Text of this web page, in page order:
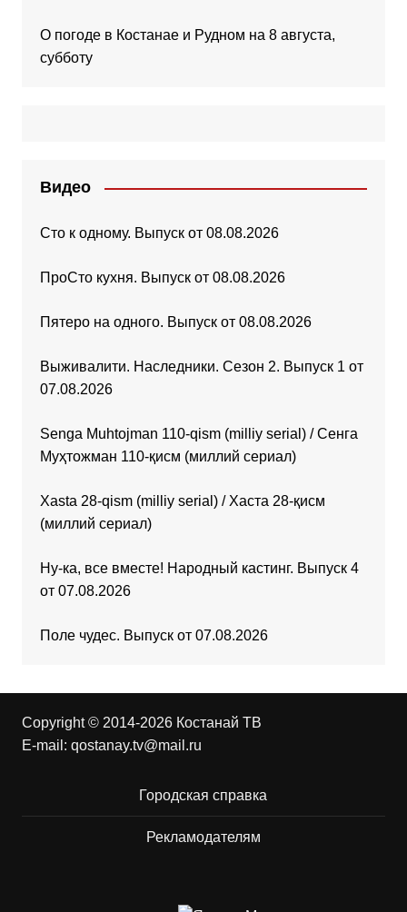
О погоде в Костанае и Рудном на 8 августа,
субботу
Видео
Сто к одному. Выпуск от 08.08.2026
ПроСто кухня. Выпуск от 08.08.2026
Пятеро на одного. Выпуск от 08.08.2026
Выживалити. Наследники. Сезон 2. Выпуск 1 от
07.08.2026
Senga Muhtojman 110-qism (milliy serial) / Сенга
Муҳтожман 110-қисм (миллий сериал)
Xasta 28-qism (milliy serial) / Хаста 28-қисм
(миллий сериал)
Ну-ка, все вместе! Народный кастинг. Выпуск 4
от 07.08.2026
Поле чудес. Выпуск от 07.08.2026
Copyright © 2014-2026 Костанай ТВ
E-mail: qostanay.tv@mail.ru
Городская справка
Рекламодателям